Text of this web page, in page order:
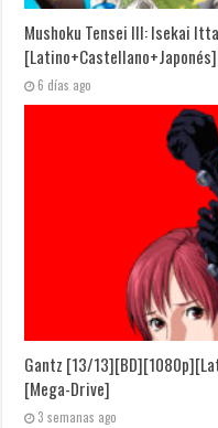
Mushoku Tensei III: Isekai
6 días ago
Gantz [13/
[Mega-Drive]
3 semanas ago